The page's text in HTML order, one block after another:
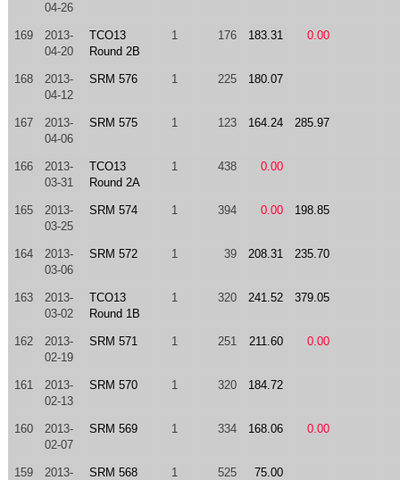
04-26
169
2013-
04-20
TCO13
Round 2B
1 176 183.31 0.00
168
2013-
04-12
SRM 576 1 225 180.07
167
2013-
04-06
SRM 575 1 123 164.24 285.97
166
2013-
03-31
TCO13
Round 2A
1 438 0.00
165
2013-
03-25
SRM 574 1 394 0.00 198.85
164
2013-
03-06
SRM 572 1 39 208.31 235.70
163
2013-
03-02
TCO13
Round 1B
1 320 241.52 379.05
162
2013-
02-19
SRM 571 1 251 211.60 0.00
161
2013-
02-13
SRM 570 1 320 184.72
160
2013-
02-07
SRM 569 1 334 168.06 0.00
159
2013-
SRM 568 1 525 75.00